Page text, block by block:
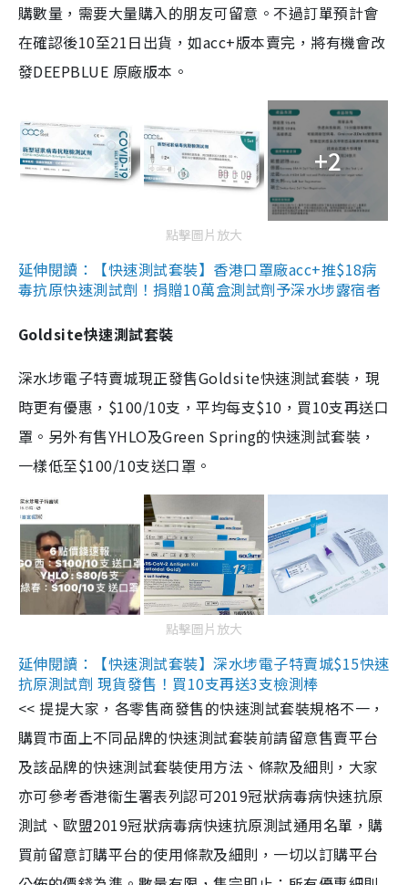
購數量，需要大量購入的朋友可留意。不過訂單預計會
在確認後10至21日出貨，如acc+版本賣完，將有機會改
發DEEPBLUE 原廠版本。
+2
點擊圖片放大
延伸閱讀：【快速測試套裝】香港口罩廠acc+推$18病
毒抗原快速測試劑！捐贈10萬盒測試劑予深水埗露宿者
Goldsite快速測試套裝
深水埗電子特賣城現正發售Goldsite快速測試套裝，現
時更有優惠，$100/10支，平均每支$10，買10支再送口
罩。另外有售YHLO及Green Spring的快速測試套裝，
一樣低至$100/10支送口罩。
點擊圖片放大
延伸閱讀：【快速測試套裝】深水埗電子特賣城$15快速
抗原測試劑 現貨發售！買10支再送3支檢測棒
<< 提提大家，各零售商發售的快速測試套裝規格不一，
購買市面上不同品牌的快速測試套裝前請留意售賣平台
及該品牌的快速測試套裝使用方法、條款及細則，大家
亦可參考香港衞生署表列認可2019冠狀病毒病快速抗原
測試、歐盟2019冠狀病毒病快速抗原測試通用名單，購
買前留意訂購平台的使用條款及細則，一切以訂購平台